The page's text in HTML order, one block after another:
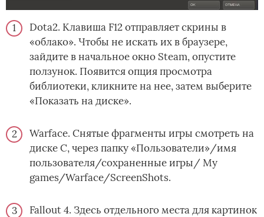
Dota2. Клавиша F12 отправляет скрины в
«облако». Чтобы не искать их в браузере,
зайдите в начальное окно Steam, опустите
ползунок. Появится опция просмотра
библиотеки, кликните на нее, затем выберите
«Показать на диске».
Warface. Снятые фрагменты игры смотреть на
диске С, через папку «Пользователи»/имя
пользователя/сохраненные игры/ My
games/Warface/ScreenShots.
Fallout 4. Здесь отдельного места для картинок